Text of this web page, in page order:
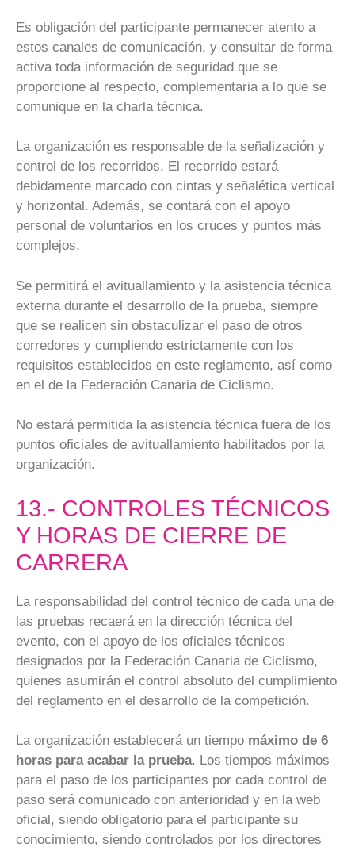
Es obligación del participante permanecer atento a
estos canales de comunicación, y consultar de forma
activa toda información de seguridad que se
proporcione al respecto, complementaria a lo que se
comunique en la charla técnica.
La organización es responsable de la señalización y
control de los recorridos. El recorrido estará
debidamente marcado con cintas y señalética vertical
y horizontal. Además, se contará con el apoyo
personal de voluntarios en los cruces y puntos más
complejos.
Se permitirá el avituallamiento y la asistencia técnica
externa durante el desarrollo de la prueba, siempre
que se realicen sin obstaculizar el paso de otros
corredores y cumpliendo estrictamente con los
requisitos establecidos en este reglamento, así como
en el de la Federación Canaria de Ciclismo.
No estará permitida la asistencia técnica fuera de los
puntos oficiales de avituallamiento habilitados por la
organización.
13.- CONTROLES TÉCNICOS
Y HORAS DE CIERRE DE
CARRERA
La responsabilidad del control técnico de cada una de
las pruebas recaerá en la dirección técnica del
evento, con el apoyo de los oficiales técnicos
designados por la Federación Canaria de Ciclismo,
quienes asumirán el control absoluto del cumplimiento
del reglamento en el desarrollo de la competición.
La organización establecerá un tiempo máximo de 6
horas para acabar la prueba. Los tiempos máximos
para el paso de los participantes por cada control de
paso será comunicado con anterioridad y en la web
oficial, siendo obligatorio para el participante su
conocimiento, siendo controlados por los directores